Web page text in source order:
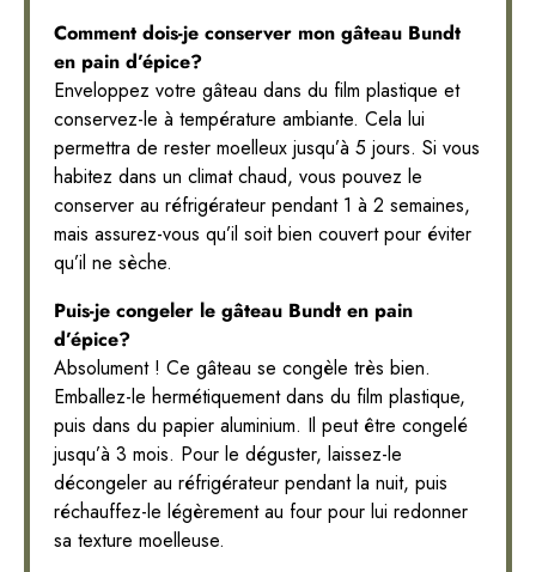
Comment dois-je conserver mon gâteau Bundt
en pain d’épice?
Enveloppez votre gâteau dans du film plastique et
conservez-le à température ambiante. Cela lui
permettra de rester moelleux jusqu’à 5 jours. Si vous
habitez dans un climat chaud, vous pouvez le
conserver au réfrigérateur pendant 1 à 2 semaines,
mais assurez-vous qu’il soit bien couvert pour éviter
qu’il ne sèche.
Puis-je congeler le gâteau Bundt en pain
d’épice?
Absolument ! Ce gâteau se congèle très bien.
Emballez-le hermétiquement dans du film plastique,
puis dans du papier aluminium. Il peut être congelé
jusqu’à 3 mois. Pour le déguster, laissez-le
décongeler au réfrigérateur pendant la nuit, puis
réchauffez-le légèrement au four pour lui redonner
sa texture moelleuse.